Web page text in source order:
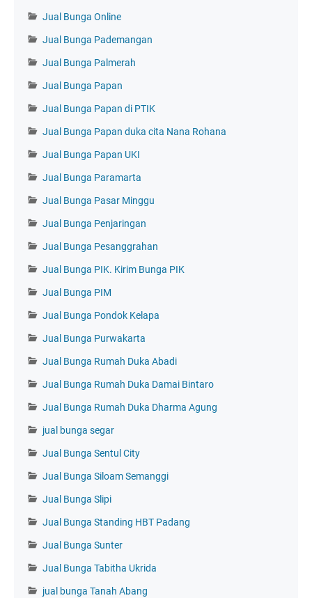
Jual Bunga Online
Jual Bunga Pademangan
Jual Bunga Palmerah
Jual Bunga Papan
Jual Bunga Papan di PTIK
Jual Bunga Papan duka cita Nana Rohana
Jual Bunga Papan UKI
Jual Bunga Paramarta
Jual Bunga Pasar Minggu
Jual Bunga Penjaringan
Jual Bunga Pesanggrahan
Jual Bunga PIK. Kirim Bunga PIK
Jual Bunga PIM
Jual Bunga Pondok Kelapa
Jual Bunga Purwakarta
Jual Bunga Rumah Duka Abadi
Jual Bunga Rumah Duka Damai Bintaro
Jual Bunga Rumah Duka Dharma Agung
jual bunga segar
Jual Bunga Sentul City
Jual Bunga Siloam Semanggi
Jual Bunga Slipi
Jual Bunga Standing HBT Padang
Jual Bunga Sunter
Jual Bunga Tabitha Ukrida
jual bunga Tanah Abang